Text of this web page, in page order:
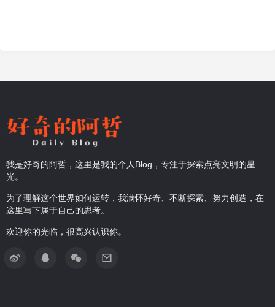
我是好奇的阿哲，这里是我的个人Blog，专注于探索点亮文明的星
光。
为了理解这个世界如何运转，我满怀好奇、不断探索、努力创造，在
这里写下属于自己的思考。
欢迎你的光临，很高兴认识你。